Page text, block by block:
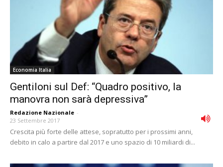
Economia Italia
Gentiloni sul Def: “Quadro positivo, la
manovra non sarà depressiva”
Redazione Nazionale -
23 Settembre 2017
Crescita più forte delle attese, sopratutto per i prossimi anni,
debito in calo a partire dal 2017 e uno spazio di 10 miliardi di...